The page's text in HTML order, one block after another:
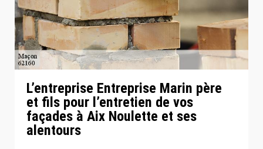
L’entreprise Entreprise Marin père
et fils pour l’entretien de vos
façades à Aix Noulette et ses
alentours